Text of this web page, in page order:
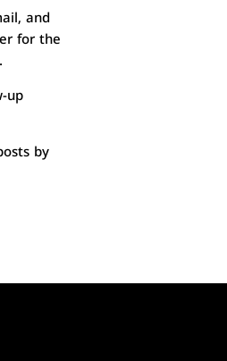
and
for the
up
by